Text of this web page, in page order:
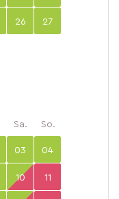
26 27
Sa. So.
03 04
10 11